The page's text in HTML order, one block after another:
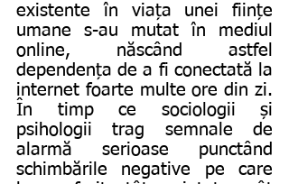
existente în viața unei ființe
umane s-au mutat în mediul
online, născând astfel
dependența de a fi conectată la
internet foarte multe ore din zi.
În timp ce sociologii și
psihologii trag semnale de
alarmă serioase punctând
schimbările negative pe care